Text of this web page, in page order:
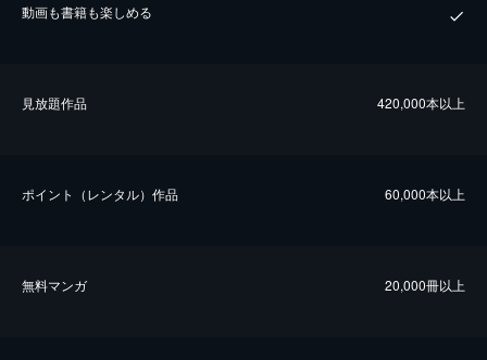
動画も書籍も楽しめる
⾒放題作品 420,000本以上
ポイント（レンタル）作品 60,000本以上
無料マンガ 20,000冊以上